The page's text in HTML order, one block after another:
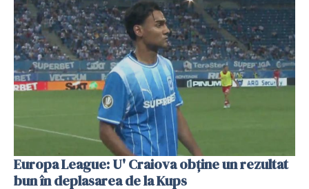
Europa League: U' Craiova obține un rezultat
bun în deplasarea de la Kups